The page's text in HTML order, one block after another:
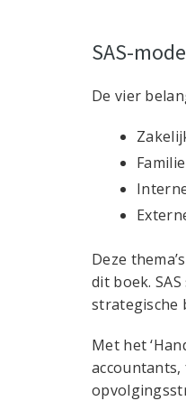
SAS-
De vier
Deze
dit boek.
strategische
Met het